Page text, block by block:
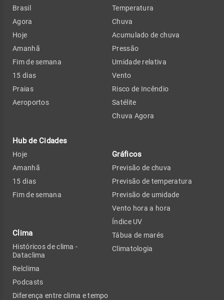
Brasil
Agora
Hoje
Amanhã
Fim de semana
15 dias
Praias
Aeroportos
Hub de Cidades
Hoje
Amanhã
15 dias
Fim de semana
Clima
Históricos de clima -
Dataclima
Relclima
Podcasts
Diferença entre clima e tempo
Temperatura
Chuva
Acumulado de chuva
Pressão
Umidade relativa
Vento
Risco de Incêndio
Satélite
Chuva Agora
Gráficos
Previsão de chuva
Previsão de temperatura
Previsão de umidade
Vento hora a hora
Índice UV
Tábua de marés
Climatologia